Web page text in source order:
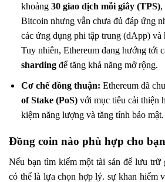
khoảng 30 giao dịch mỗi giây (TPS),
Bitcoin nhưng vẫn chưa đủ đáp ứng
các ứng dụng phi tập trung (dApp) và
Tuy nhiên, Ethereum đang hướng tới
shardingđể tăng khả năng mở rộng.
Cơ chế đồng thuận: Ethereum đã
of Stake (PoS)với mục tiêu cải thiện
kiệm năng lượng và tăng tính bảo mật.
Đồng coin nào phù hợp cho
Nếu bạn tìm kiếm một tài sản để lưu trữ
có thể là lựa chọn hợp lý. sự khan hiếm